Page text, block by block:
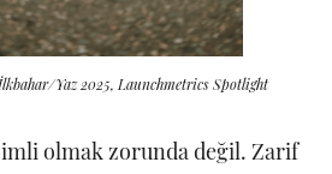
Yaz 2025, Launchmetrics Spotlight
olmak zorunda değil. Zarif